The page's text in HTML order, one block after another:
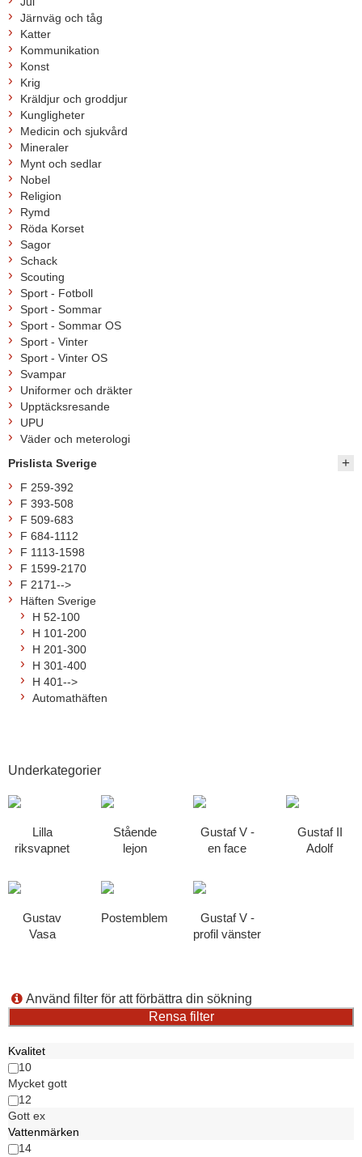
Järnväg och tåg
Katter
Kommunikation
Konst
Krig
Kräldjur och groddjur
Kungligheter
Medicin och sjukvård
Mineraler
Mynt och sedlar
Nobel
Religion
Rymd
Röda Korset
Sagor
Schack
Scouting
Sport - Fotboll
Sport - Sommar
Sport - Sommar OS
Sport - Vinter
Sport - Vinter OS
Svampar
Uniformer och dräkter
Upptäcksresande
UPU
Väder och meterologi
Prislista Sverige
F 259-392
F 393-508
F 509-683
F 684-1112
F 1113-1598
F 1599-2170
F 2171-->
Häften Sverige
H 52-100
H 101-200
H 201-300
H 301-400
H 401-->
Automathäften
Underkategorier
Lilla
riksvapnet
Stående
lejon
Gustaf V -
en face
Gustaf II
Adolf
Gustav
Vasa
Postemblem
Gustaf V -
profil vänster
Använd filter för att förbättra din sökning
Kvalitet
10
Mycket gott
12
Gott ex
Vattenmärken
14